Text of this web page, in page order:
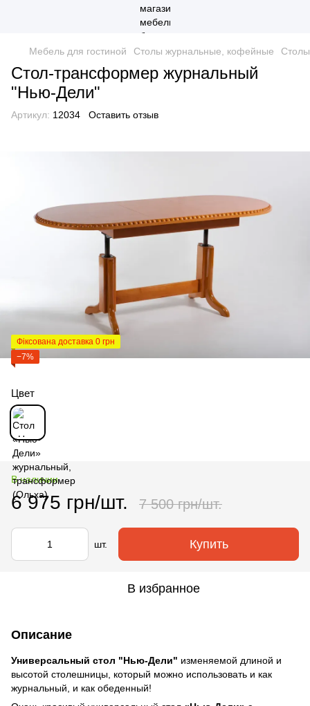
Мебель для гостиной Столы журнальные, кофейные
Стол-трансформер журнальный
"Нью-Дели"
Артикул: 12034 Оставить отзыв
Фіксована доставка 0 грн
−7%
Цвет
В наличии
6 975 грн/шт. 7 500 грн/шт.
шт. Купить
В избранное
Описание
Универсальный стол "Нью-Дели" изменяемой длиной и
высотой столешницы, который можно использовать и как
журнальный, и как обеденный!